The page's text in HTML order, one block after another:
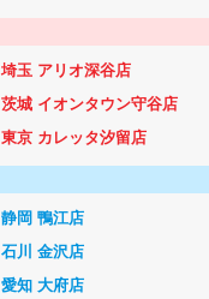
埼玉 アリオ深谷店
茨城 イオンタウン守谷店
東京 カレッタ汐留店
静岡 鴨江店
石川 金沢店
愛知 大府店